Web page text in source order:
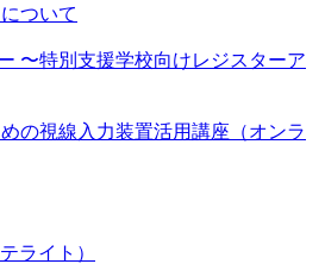
ついて
〜特別支援学校向けレジスターア
の視線入力装置活用講座（オンラ
ライト）